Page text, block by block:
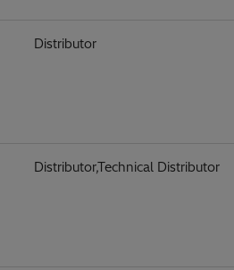
Distributor
Distributor,Technical Distributor